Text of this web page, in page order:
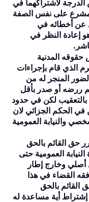
لاشتراكهما في
على نفس الصفة
عن أخطائه في
إعادة النظر في
المدنية
الذي قام بإجراءات
المنجر له من
ررضه أو صدر بأقل
لكن في حدود
في الحكم الجزائي لان
والنيابة العمومية
حق القائم بالحق
العمومية حتى
أصلي وخارج إطار
القضاء في هذا
القائم بالحق
أية مساعدة له